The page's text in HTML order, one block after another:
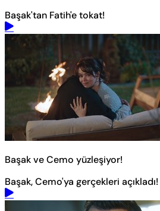
Başak'tan Fatih'e tokat!
Başak ve Cemo yüzleşiyor!
Başak, Cemo'ya gerçekleri açıkladı!